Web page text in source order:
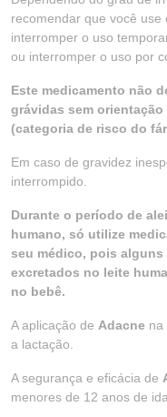
recomendar que você use
interromper o uso
ou interromper o uso por
Este medicamento não
grávidas sem
(categoria de risco do
Em caso de gravidez
interrompido.
Durante o período de
humano, só utilize
seu médico, pois
excretados no leite
no bebê.
A aplicação de Adacne na
a lactação.
A segurança e eficácia de
menores de 12 anos de